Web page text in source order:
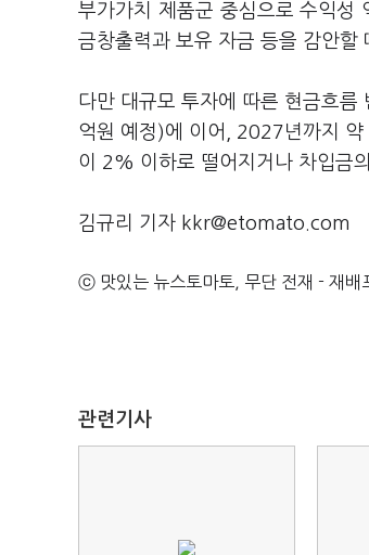
부가가치 제품군 중심으로 수익성
금창출력과 보유 자금 등을 감안할
다만 대규모 투자에 따른 현금흐
억원 예정)에 이어, 2027년까지
이 2% 이하로 떨어지거나 차입금
김규리 기자 kkr@etomato.com
ⓒ 맛있는 뉴스토마토, 무단 전재 - 재배
관련기사